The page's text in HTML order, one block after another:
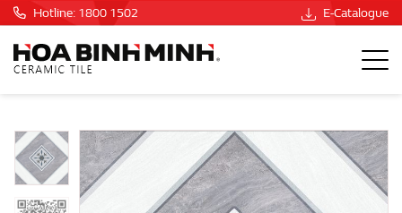
Hotline: 1800 1502 E-Catalogue